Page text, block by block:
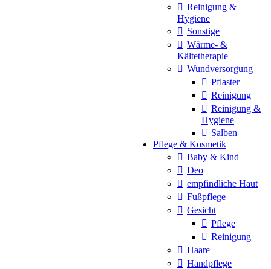
Reinigung &
Hygiene
Sonstige
Wärme- &
Kältetherapie
Wundversorgung
Pflaster
Reinigung
Reinigung &
Hygiene
Salben
Pflege & Kosmetik
Baby & Kind
Deo
empfindliche Haut
Fußpflege
Gesicht
Pflege
Reinigung
Haare
Handpflege